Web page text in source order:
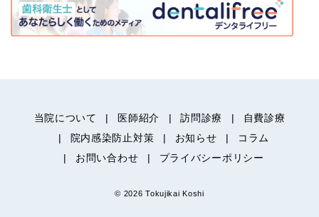
当院について 医師紹介 訪問診療
自費診療
院内感染防止対策
お知らせ
コラム
お問い合わせ
プライバシーポリシー
© 2026 Tokujikai Koshi